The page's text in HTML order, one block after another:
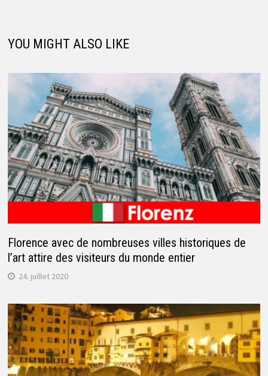
YOU MIGHT ALSO LIKE
Florence avec de nombreuses villes historiques de
l’art attire des visiteurs du monde entier
24. juillet 2020